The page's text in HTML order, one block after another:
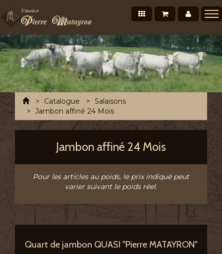
Mon
Mon panier
Nos produits
Présentation
Points de vente Professionnels
Recettes et conseils
Photos/Vidéos
Salons et évènements
Tournée Mensuelle
Chronofresh France
Contact
A découvrir
AccueilCatalogue
Salaisons
Jambon affiné 24 Mois
Jambon affiné 24 Mois
Pour les articles au poids, le prix indiqué peut
varier suivant le poids réel.
Quart de jambon QUASI "Pierre MATAYRON"